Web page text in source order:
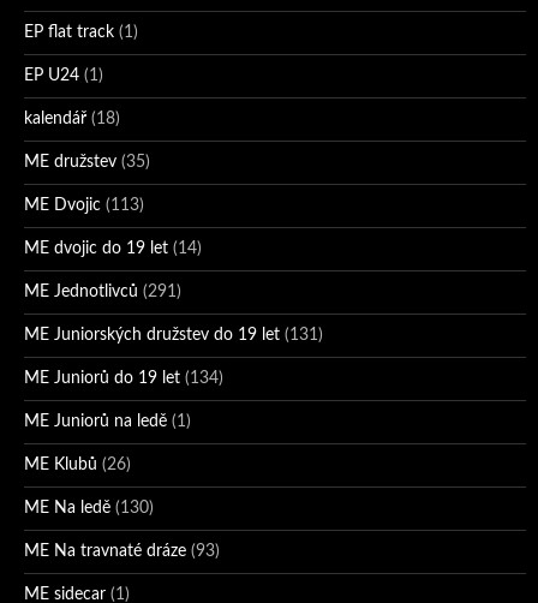
EP flat track (1)
EP U24 (1)
kalendář (18)
ME družstev (35)
ME Dvojic (113)
ME dvojic do 19 let (14)
ME Jednotlivců (291)
ME Juniorských družstev do 19 let (131)
ME Juniorů do 19 let (134)
ME Juniorů na ledě (1)
ME Klubů (26)
ME Na ledě (130)
ME Na travnaté dráze (93)
ME sidecar (1)